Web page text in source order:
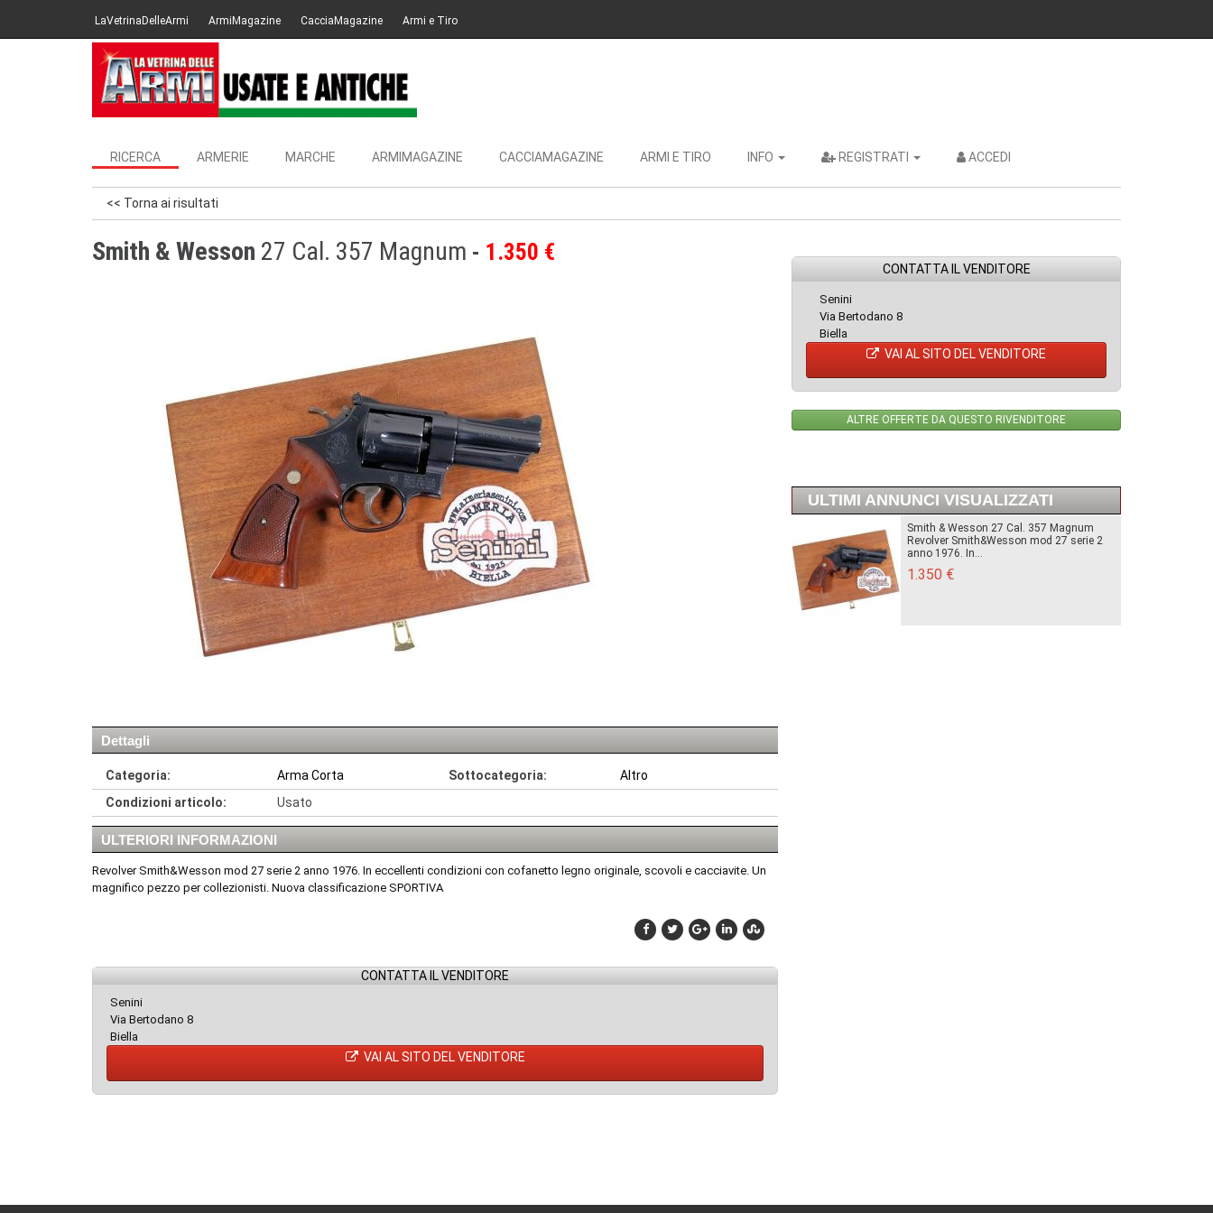
LaVetrinaDelleArmi ArmiMagazine CacciaMagazine Armi e Tiro
RICERCA ARMERIE MARCHE ARMIMAGAZINE CACCIAMAGAZINE ARMI E TIRO INFO REGISTRATI ACCEDI
<< Torna ai risultati
Smith & Wesson 27 Cal. 357 Magnum 1.350 €
Dettagli
Categoria: Arma Corta Sottocategoria:
Altro
Condizioni articolo:
Usato
ULTERIORI INFORMAZIONI
Revolver Smith&Wesson mod 27 serie 2 anno 1976. In eccellenti condizioni con cofanetto legno originale, scovoli e cacciavite. Un
magnifico pezzo per collezionisti. Nuova classificazione SPORTIVA
CONTATTA IL VENDITORE
Senini
Via Bertodano 8
Biella
VAI AL SITO DEL VENDITORE
CONTATTA IL VENDITORE
Senini
Via Bertodano 8
Biella
VAI AL SITO DEL VENDITORE
ALTRE OFFERTE DA QUESTO RIVENDITORE
ULTIMI ANNUNCI VISUALIZZATI
Smith & Wesson 27 Cal. 357 Magnum
Revolver Smith&Wesson mod 27 serie 2
anno 1976. In...
1.350 €